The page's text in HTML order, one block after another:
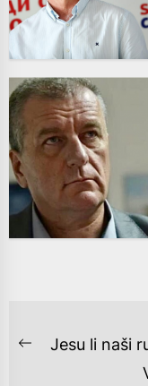
NAVIGACIJA
Previous
Jesu li naši